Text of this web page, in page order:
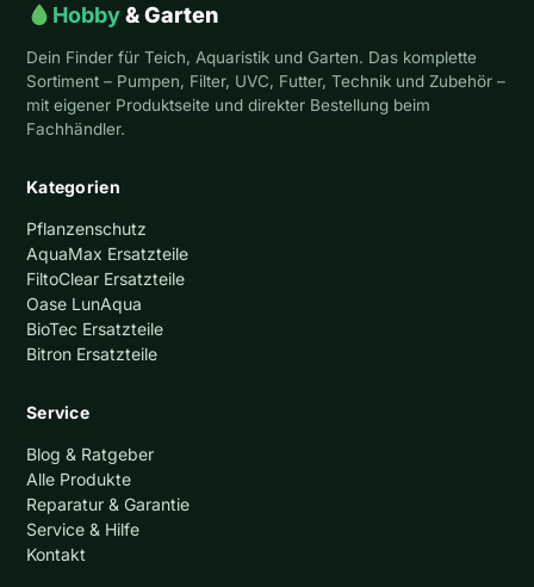
Hobby& Garten
Dein Finder für Teich, Aquaristik und Garten. Das komplette
Sortiment – Pumpen, Filter, UVC, Futter, Technik und Zubehör –
mit eigener Produktseite und direkter Bestellung beim
Fachhändler.
Kategorien
Pflanzenschutz
AquaMax Ersatzteile
FiltoClear Ersatzteile
Oase LunAqua
BioTec Ersatzteile
Bitron Ersatzteile
Service
Blog & Ratgeber
Alle Produkte
Reparatur & Garantie
Service & Hilfe
Kontakt